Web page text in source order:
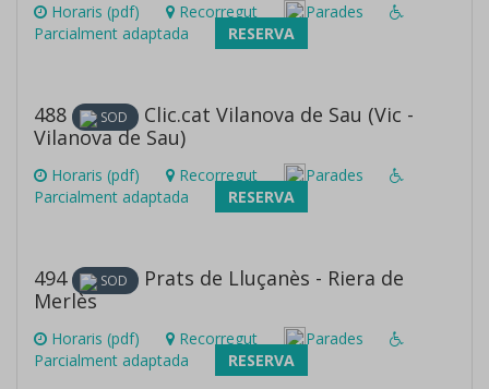
Horaris (pdf) Recorregut
Parades
Parcialment adaptada
RESERVA
488 SOD
Clic.cat Vilanova de Sau (Vic -
Vilanova de Sau)
Horaris (pdf) Recorregut
Parades
Parcialment adaptada
RESERVA
494 SOD
Prats de Lluçanès - Riera de
Merlès
Horaris (pdf) Recorregut
Parades
Parcialment adaptada
RESERVA